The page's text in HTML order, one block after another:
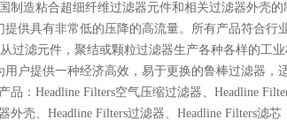
制造粘合超细纤维过滤器元件和相关过滤器外壳的
供具有非常低的压降的高流量。所有产品符合行
过滤元件，聚结或颗粒过滤器生产各种各样的工
用户提供一种经济高效，易于更换的鲁棒过滤器，
品：Headline Filters空气压缩过滤器、Headline
外壳、Headline Filters过滤器、Headline Filters滤芯